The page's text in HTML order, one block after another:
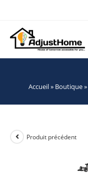
Accueil» Boutique»
Produit précédent